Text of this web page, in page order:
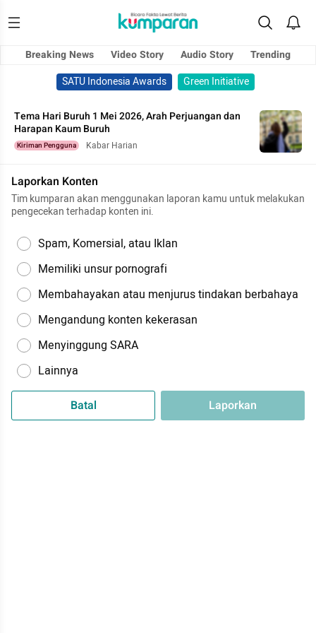
Breaking News Video Story Audio Story
Trending
SATU Indonesia Awards
Green Initiative
Tema Hari Buruh 1 Mei 2026, Arah Perjuangan dan
Harapan Kaum Buruh
Kiriman Pengguna Kabar Harian
Laporkan Konten
Tim kumparan akan menggunakan laporan kamu untuk melakukan
pengecekan terhadap konten ini.
Spam, Komersial, atau Iklan
Memiliki unsur pornografi
Membahayakan atau menjurus tindakan berbahaya
Mengandung konten kekerasan
Menyinggung SARA
Lainnya
Batal Laporkan